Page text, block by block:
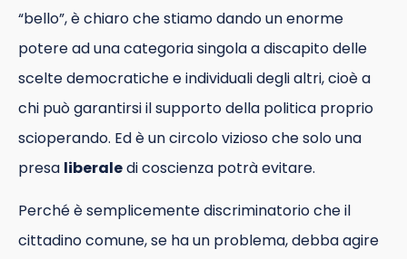
“bello”, è chiaro che stiamo dando un enorme
potere ad una categoria singola a discapito delle
scelte democratiche e individuali degli altri, cioè a
chi può garantirsi il supporto della politica proprio
scioperando. Ed è un circolo vizioso che solo una
presa liberaledi coscienza potrà evitare.
Perché è semplicemente discriminatorio che il
cittadino comune, se ha un problema, debba agire